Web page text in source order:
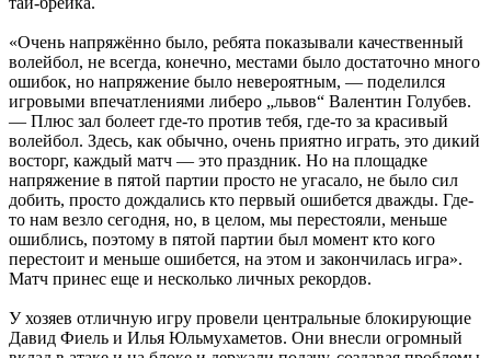
«Очень напряжённо было, ребята показывали качественный
волейбол, не всегда, конечно, местами было достаточно много
ошибок, но напряжение было невероятным, — поделился
игровыми впечатлениями либеро „львов“ Валентин Голубев.
— Плюс зал болеет где-то против тебя, где-то за красивый
волейбол. Здесь, как обычно, очень приятно играть, это дикий
восторг, каждый матч — это праздник. Но на площадке
напряжение в пятой партии просто не угасало, не было сил
добить, просто дождались кто первый ошибется дважды. Где-
то нам везло сегодня, но, в целом, мы перестояли, меньше
ошиблись, поэтому в пятой партии был момент кто кого
перестоит и меньше ошибется, на этом и закончилась игра».
Матч принес еще и несколько личных рекордов.
У хозяев отличную игру провели центральные блокирующие
Давид Фиель и Илья Юльмухаметов. Они внесли огромный